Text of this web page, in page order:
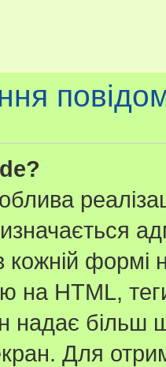
кожній
на HTML,
надає більш
Для